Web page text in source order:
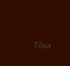
Tilaa